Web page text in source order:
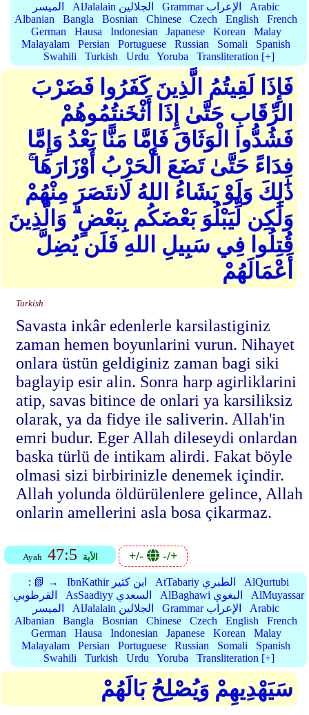
الميسر
AlJalalain الجلالين Grammar الإعراب
Arabic
Albanian
Bangla Bosnian Chinese Czech English
French
German
Hausa Indonesian Japanese Korean
Malay
Malayalam
Persian Portuguese Russian Somali
Spanish
Swahili
Turkish Urdu Yoruba Transliteration [+]
فَإِذَا لَقِيتُمُ الَّذِينَ كَفَرُوا فَضَرْبَ
الرِّقَابِ حَتَّىٰ إِذَا أَثْخَنتُمُوهُمْ
فَشُدُّوا الْوَثَاقَ فَإِمَّا مَنًّا بَعْدُ وَإِمَّا
فِدَاءً حَتَّىٰ تَضَعَ الْحَرْبُ أَوْزَارَهَا ۚ
ذَٰلِكَ وَلَوْ يَشَاءُ اللهُ لَانتَصَرَ مِنْهُمْ
وَلَٰكِن لِّيَبْلُوَ بَعْضَكُم بِبَعْضٍ ۗ وَالَّذِينَ
قُتِلُوا فِي سَبِيلِ اللهِ فَلَن يُضِلَّ
أَعْمَالَهُمْ
Turkish
Savasta inkâr edenlerle karsilastiginiz
zaman hemen boyunlarini vurun. Nihayet
onlara üstün geldiginiz zaman bagi siki
baglayip esir alin. Sonra harp agirliklarini
atip, savas bitince de onlari ya karsiliksiz
olarak, ya da fidye ile saliverin. Allah'in
emri budur. Eger Allah dileseydi onlardan
baska türlü de intikam alirdi. Fakat böyle
olmasi sizi birbirinizle denemek içindir.
Allah yolunda öldürülenlere gelince, Allah
onlarin amellerini asla bosa çikarmaz.
Ayah 47:5 الأية +/- -/+
: 📗 → IbnKathir ابن كثير AtTabariy الطبري
AlQurtubi
القرطوبي
AsSaadiyy السعدي AlBaghawi البغوي
AlMuyassar
الميسر
AlJalalain الجلالين Grammar الإعراب
Arabic
Albanian
Bangla Bosnian Chinese Czech English
French
German
Hausa Indonesian Japanese Korean
Malay
Malayalam
Persian Portuguese Russian Somali
Spanish
Swahili
Turkish Urdu Yoruba Transliteration [+]
سَيَهْدِيهِمْ وَيُصْلِحُ بَالَهُمْ